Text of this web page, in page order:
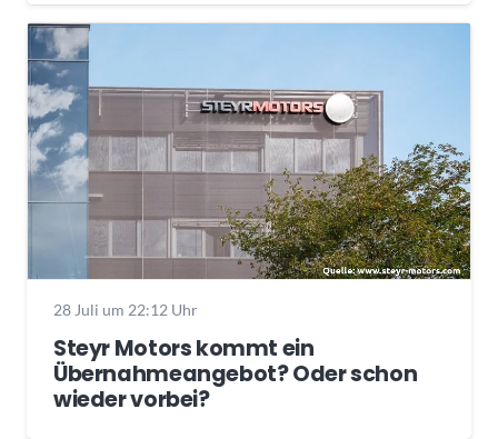
28 Juli um 22:12 Uhr
Steyr Motors kommt ein
Übernahmeangebot? Oder schon
wieder vorbei?